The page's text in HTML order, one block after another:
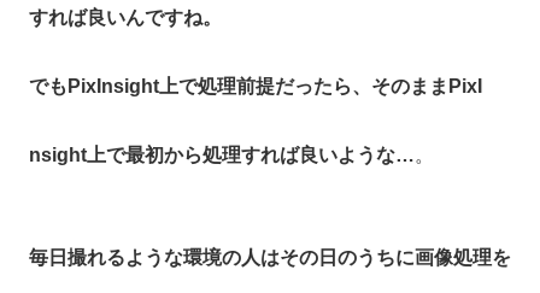
すれば良いんですね。
でもPixInsight上で処理前提だったら、そのままPixI
nsight上で最初から処理すれば良いような…。
毎日撮れるような環境の人はその日のうちに画像処理を